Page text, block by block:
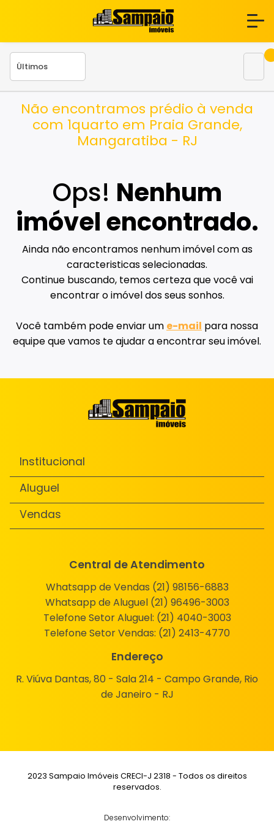
Não encontramos prédio à venda
com 1quarto em Praia Grande,
Mangaratiba - RJ
Ops! Nenhum
imóvel encontrado.
Ainda não encontramos nenhum imóvel com as
caracteristicas selecionadas.
Continue buscando, temos certeza que você vai
encontrar o imóvel dos seus sonhos.
Você também pode enviar um e-mail para nossa
equipe que vamos te ajudar a encontrar seu imóvel.
Institucional
Aluguel
Vendas
Central de Atendimento
Whatsapp de Vendas (21) 98156-6883
Whatsapp de Aluguel (21) 96496-3003
Telefone Setor Aluguel: (21) 4040-3003
Telefone Setor Vendas: (21) 2413-4770
Endereço
R. Viúva Dantas, 80 - Sala 214 - Campo Grande, Rio
de Janeiro - RJ
2023 Sampaio Imóveis CRECI-J 2318 - Todos os direitos
reservados.
Desenvolvimento: